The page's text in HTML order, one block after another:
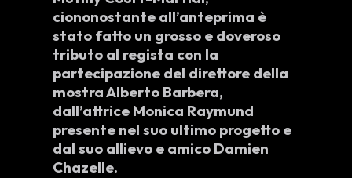
ciononostante all’anteprima è
stato fatto un grosso e doveroso
tributo al regista con la
partecipazione del direttore della
mostraAlberto Barbera,
dall’attrice Monica Raymund
presente nel suo ultimo progetto e
dal suo allievo e amico Damien
Chazelle.